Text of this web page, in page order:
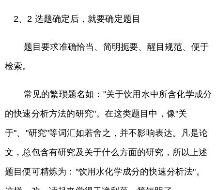
2、2 选题确定后，就要确定题目
题目要求准确恰当、简明扼要、醒目规范、便于
检索。
常见的繁琐题名如："关于饮用水中所含化学成分
的快速分析方法的研究"。在这类题目中，像"关
于"、"研究"等词汇如若舍之，并不影响表达。凡是论
文，总包含有研究及关于什么方面的研究，所以上述
题目便可精炼为："饮用水化学成分的快速分析法"。